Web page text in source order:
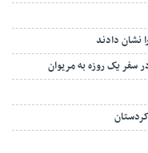
نشان دادند
سفر یک روزه به مریوان